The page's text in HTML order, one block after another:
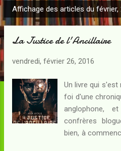
A
r
Affichage des articles du février,
La Justice de l'Ancillaire
vendredi, février 26, 2016
Un livre qui s'est
foi d'une
anglophone,
confrères
bien, à